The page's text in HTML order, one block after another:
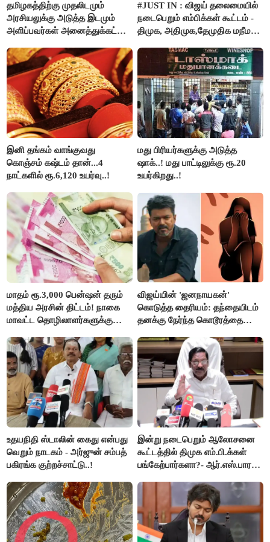
தமிழகத்திற்கு முதலிடமும்
அரசியலுக்கு அடுத்த இடமும்
அளிப்பவர்கள் அனைத்துக்கட்சி
பங்கேற்பார்கள் - மாணிக்கம்
தாகூர்..!!
#JUST IN : விஜய் தலைமையில்
நடைபெறும் எம்பிக்கள் கூட்டம் -
திமுக, அதிமுக,தேமுதிக மநீம
இனி தங்கம் வாங்குவது
கொஞ்சம் கஷ்டம் தான்...4
நாட்களில் ரூ.6,120 உயர்வு..!
மது பிரியர்களுக்கு அடுத்த
ஷாக்..! மது பாட்டிலுக்கு ரூ.20
உயர்கிறது..!
மாதம் ரூ.3,000 பென்ஷன் தரும்
மத்திய அரசின் திட்டம்! நாகை
மாவட்ட தொழிலாளர்களுக்கு
செய்தி!
விஜய்யின் 'ஜனநாயகன்'
கொடுத்த தைரியம்: தந்தையிடம்
தனக்கு நேர்ந்த கொடூரத்தை
உதயநிதி ஸ்டாலின் கைது என்பது
வெறும் நாடகம் - அர்ஜுன் சம்பத்
பகிரங்க குற்றச்சாட்டு..!
இன்று நடைபெறும் ஆலோசனை
கூட்டத்தில் திமுக எம்.பி.க்கள்
பங்கேற்பார்களா?- ஆர்.எஸ்.பாரதி